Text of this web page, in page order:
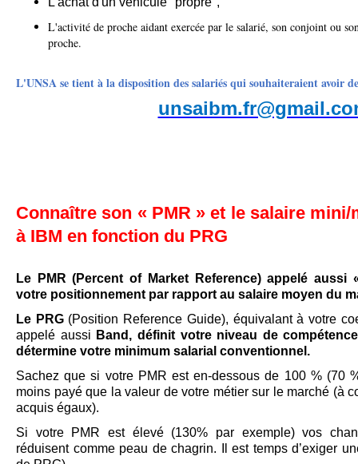
L'activité de proche aidant exercée par le salarié, son conjoint ou
proche.
L'UNSA se tient à la disposition des salariés qui souhaiteraient avoir
Connaître son « PMR » et le salaire mini/
à IBM en fonction du PRG
Le PMR (Percent of Market Reference) appelé aussi
votre positionnement par rapport au salaire moyen du
Le PRG(Position Reference Guide), équivalant à votre
appelé aussi Band, définit votre niveau de
détermine votre minimum salarial conventionnel.
Sachez que si votre PMR est en-dessous de 100 % (70
moins payé que la valeur de votre métier sur le marché (à
acquis égaux).
Si votre PMR est élevé (130% par exemple) vos
réduisent comme peau de chagrin. Il est temps d’exiger